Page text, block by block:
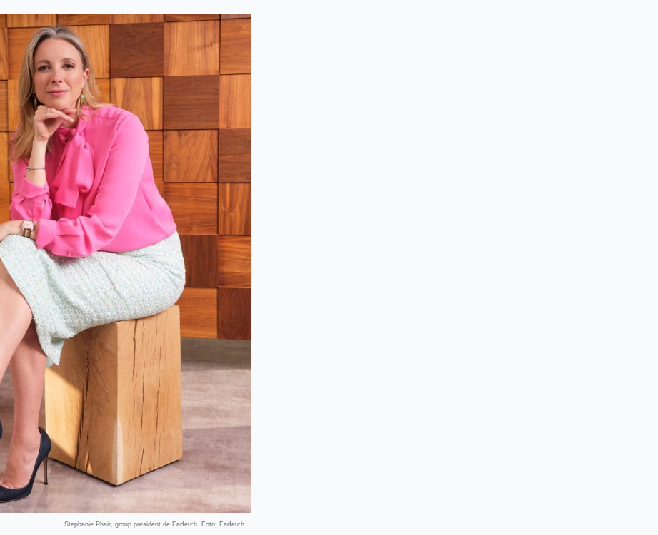
Stephanie Phair, group president de Farfetch. Foto: Farfetch